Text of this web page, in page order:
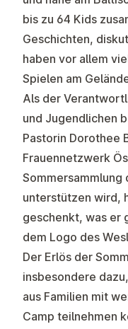
bis zu 64 Kids
Geschichten,
haben vor allem
Spielen am
Als der
und Jugendlichen
Pastorin Dorothee
Frauennetzwerk
Sommersammlung
unterstützen wird,
geschenkt, was er
dem Logo des
Der Erlös der
insbesondere
aus Familien mit
Camp teilnehmen